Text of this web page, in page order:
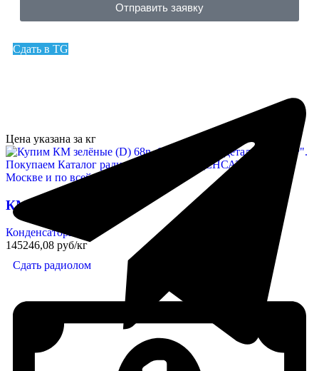
Отправить заявку
Сдать в TG
Цена указана за кг
КМ зелёные (D) 68n
Конденсаторы
145246,08 руб/кг
Сдать радиолом